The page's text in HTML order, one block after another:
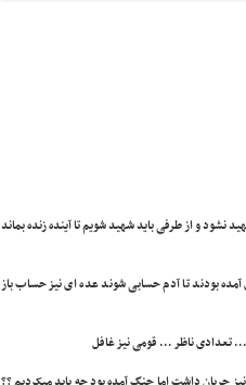
نشود و از طرفی باید شهید شویم تا آینده زنده بماند
بودند تا آدم حسابی شوند عده ای نیز حساب باز
… تعدادی ناظر … قومی نیز غافل